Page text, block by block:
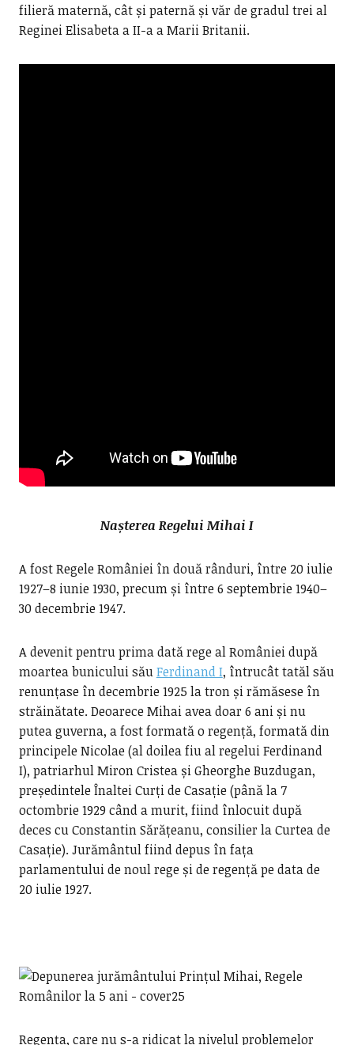
filieră maternă, cât și paternă și văr de gradul trei al
Reginei Elisabeta a II-a a Marii Britanii.
Nașterea Regelui Mihai I
A fost Regele României în două rânduri, între 20 iulie
1927–8 iunie 1930, precum și între 6 septembrie 1940–
30 decembrie 1947.
A devenit pentru prima dată rege al României după
moartea bunicului săuFerdinand I, întrucât tatăl său
renunțase în decembrie 1925 la tron și rămăsese în
străinătate. Deoarece Mihai avea doar 6 ani și nu
putea guverna, a fost formată o regență, formată din
principele Nicolae (al doilea fiu al regelui Ferdinand
I), patriarhul Miron Cristea și Gheorghe Buzdugan,
președintele Înaltei Curți de Casație (până la 7
octombrie 1929 când a murit, fiind înlocuit după
deces cu Constantin Sărățeanu, consilier la Curtea de
Casație). Jurământul fiind depus în fața
parlamentului de noul rege și de regență pe data de
20 iulie 1927.
Regența, care nu s-a ridicat la nivelul problemelor